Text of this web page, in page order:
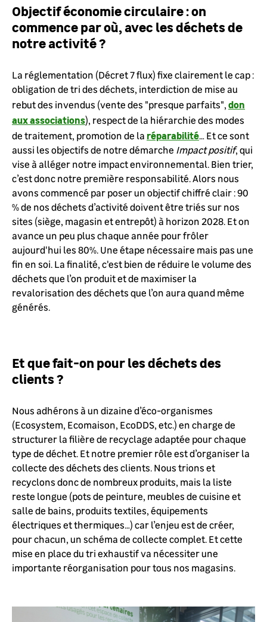
Objectif économie circulaire : on
commence par où, avec les déchets de
notre activité ?
La réglementation (Décret 7 flux) fixe clairement le cap :
obligation de tri des déchets, interdiction de mise au
rebut des invendus (vente des "presque parfaits", don
aux associations), respect de la hiérarchie des modes
de traitement, promotion de la réparabilité… Et ce sont
aussi les objectifs de notre démarche Impact positif, qui
vise à alléger notre impact environnemental. Bien trier,
c’est donc notre première responsabilité. Alors nous
avons commencé par poser un objectif chiffré clair : 90
% de nos déchets d’activité doivent être triés sur nos
sites (siège, magasin et entrepôt) à horizon 2028. Et on
avance un peu plus chaque année pour frôler
aujourd'hui les 80%. Une étape nécessaire mais pas une
fin en soi. La finalité, c'est bien de réduire le volume des
déchets que l’on produit et de maximiser la
revalorisation des déchets que l’on aura quand même
générés.
Et que fait-on pour les déchets des
clients ?
Nous adhérons à un dizaine d’éco-organismes
(Ecosystem, Ecomaison, EcoDDS, etc.) en charge de
structurer la filière de recyclage adaptée pour chaque
type de déchet. Et notre premier rôle est d’organiser la
collecte des déchets des clients. Nous trions et
recyclons donc de nombreux produits, mais la liste
reste longue (pots de peinture, meubles de cuisine et
salle de bains, produits textiles, équipements
électriques et thermiques…) car l’enjeu est de créer,
pour chacun, un schéma de collecte complet. Et cette
mise en place du tri exhaustif va nécessiter une
importante réorganisation pour tous nos magasins.